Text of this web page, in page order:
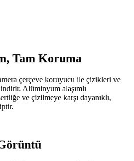
Tam Koruma
çerçeve koruyucu ile çizikleri ve
indirir. Alüminyum alaşımlı
ve çizilmeye karşı dayanıklı,